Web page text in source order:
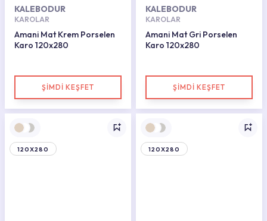
KALEBODUR
KAROLAR
Amani Mat Krem Porselen
Karo 120x280
ŞİMDİ KEŞFET
KALEBODUR
KAROLAR
Amani Mat Gri Porselen
Karo 120x280
ŞİMDİ KEŞFET
120X280 120X280